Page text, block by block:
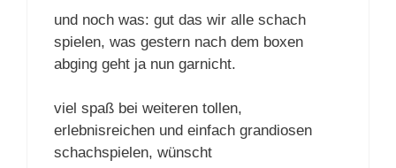
und noch was: gut das wir alle schach
spielen, was gestern nach dem boxen
abging geht ja nun garnicht.
viel spaß bei weiteren tollen,
erlebnisreichen und einfach grandiosen
schachspielen, wünscht